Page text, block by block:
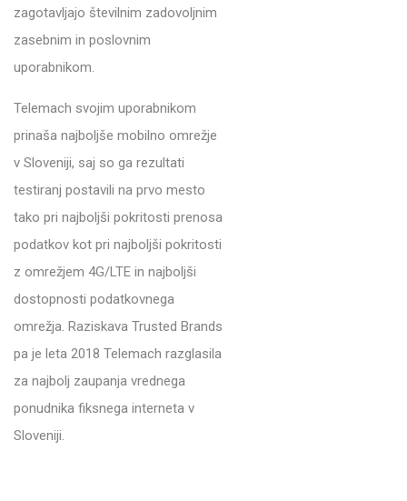
zagotavljajo številnim zadovoljnim
zasebnim in poslovnim
uporabnikom.
Telemach svojim uporabnikom
prinaša najboljše mobilno omrežje
v Sloveniji, saj so ga rezultati
testiranj postavili na prvo mesto
tako pri najboljši pokritosti prenosa
podatkov kot pri najboljši pokritosti
z omrežjem 4G/LTE in najboljši
dostopnosti podatkovnega
omrežja. Raziskava Trusted Brands
pa je leta 2018 Telemach razglasila
za najbolj zaupanja vrednega
ponudnika fiksnega interneta v
Sloveniji.